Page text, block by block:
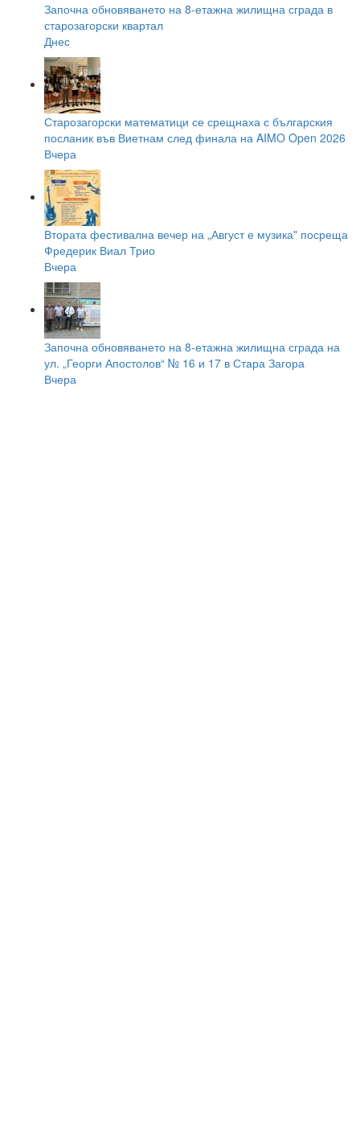
Започна обновяването на 8-етажна жилищна сграда в
старозагорски квартал
Днес
Старозагорски математици се срещнаха с българския
посланик във Виетнам след финала на AIMO Open 2026
Вчера
Втората фестивална вечер на „Август е музика" посреща
Фредерик Виал Трио
Вчера
Започна обновяването на 8-етажна жилищна сграда на
ул. „Георги Апостолов“ № 16 и 17 в Стара Загора
Вчера